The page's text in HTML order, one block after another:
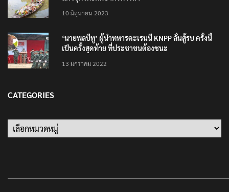
10 มิถุนายน 2023
‘นายพลบีทู’ ผู้นำทหารคะเรนนี KNPP ลั่นสู้รบ ครั้งนี้
เป็นครั้งสุดท้าย ที่ประชาชนต้องชนะ
13 มกราคม 2022
CATEGORIES
Categories